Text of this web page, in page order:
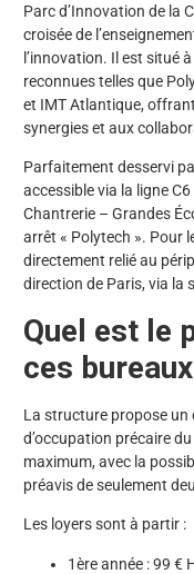
Parc d’Innovation de la
croisée de
l’innovation. Il est situé
reconnues telles que
et IMT Atlantique,
synergies et aux
Parfaitement desservi
accessible via la ligne
Chantrerie – Grandes
arrêt « Polytech ». Pour
directement relié au
direction de Paris, via la
Quel est le
ces
La structure propose un
d’occupation précaire
maximum, avec la
préavis de seulement
Les loyers sont à partir :
1ère année : 99 €